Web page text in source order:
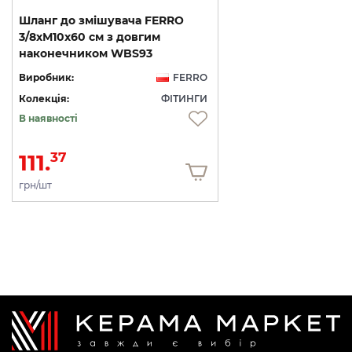
Шланг до змішувача FERRO
3/8хМ10х60 см з довгим
наконечником WBS93
Виробник:
FERRO
Колекція:
ФІТИНГИ
В наявності
111.37
грн/шт